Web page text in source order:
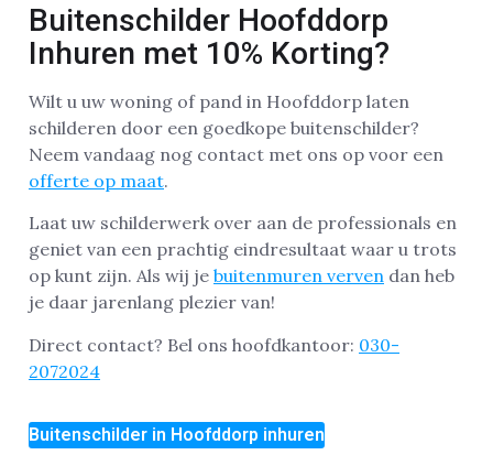
Buitenschilder Hoofddorp
Inhuren met 10% Korting?
Wilt u uw woning of pand in Hoofddorp laten
schilderen door een goedkope buitenschilder?
Neem vandaag nog contact met ons op voor een
offerte op maat.
Laat uw schilderwerk over aan de professionals en
geniet van een prachtig eindresultaat waar u trots
op kunt zijn. Als wij je buitenmuren verven dan heb
je daar jarenlang plezier van!
Direct contact? Bel ons hoofdkantoor: 030-
2072024
Buitenschilder in Hoofddorp inhuren